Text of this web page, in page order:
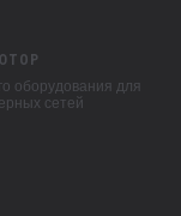
оборудования для
сетей